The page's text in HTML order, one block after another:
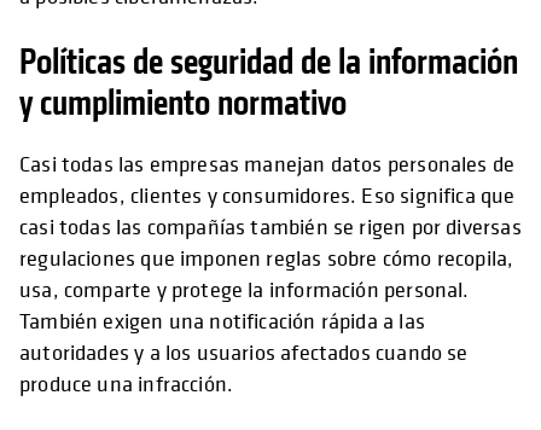
Políticas de seguridad de la información
y cumplimiento normativo
Casi todas las empresas manejan datos personales de
empleados, clientes y consumidores. Eso significa que
casi todas las compañías también se rigen por diversas
regulaciones que imponen reglas sobre cómo recopila,
usa, comparte y protege la información personal.
También exigen una notificación rápida a las
autoridades y a los usuarios afectados cuando se
produce una infracción.